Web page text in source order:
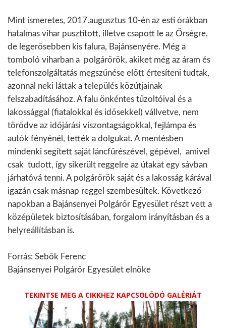
Mint ismeretes, 2017.augusztus 10-én az esti órákban
hatalmas vihar pusztított, illetve csapott le az Őrségre,
de legerősebben kis falura, Bajánsenyére. Még a
tomboló viharban a polgárőrök, akiket még az áram és
telefonszolgáltatás megszűnése előtt értesíteni tudtak,
azonnal neki láttak a település közútjainak
felszabadításához. A falu önkéntes tűzoltóival és a
lakossággal (fiatalokkal és idősekkel) vállvetve, nem
törődve az időjárási viszontagságokkal, fejlámpa és
autók fényénél, tették a dolgukat. A mentésben
mindenki segített saját láncfűrészével, gépével, amivel
csak tudott, így sikerült reggelre az útakat egy sávban
járhatóvá tenni. A polgárőrök saját és a lakosság kárával
igazán csak másnap reggel szembesültek. Következő
napokban a Bajánsenyei Polgárőr Egyesület részt vett a
középületek biztosításában, forgalom irányításban és a
helyreállításban is.
Forrás: Sebők Ferenc
Bajánsenyei Polgárőr Egyesület elnöke
TEKINTSE MEG A CIKKHEZ KAPCSOLÓDÓ GALÉRIÁT